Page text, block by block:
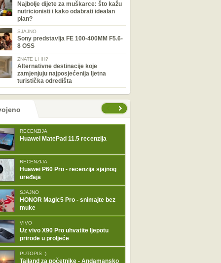
Najbolje dijete za muškarce: što kažu
nutricionisti i kako odabrati idealan
plan?
SJAJNO
Sony predstavlja FE 100-400MM F5.6-
8 OSS
ZNATE LI IH?
Alternativne destinacije koje
zamjenjuju najposjećenija ljetna
turistička odredišta
RECENZIJA
Huawei MatePad 11.5 recenzija
RECENZIJA
Huawei P60 Pro - recenzija sjajnog
uređaja
SJAJNO
HONOR Magic5 Pro - snimajte bez
muke
VIVO
Uz vivo X90 Pro uhvatite ljepotu
prirode u proljeće
PUTOPIS :)
Tajland za početnike - Andamansko